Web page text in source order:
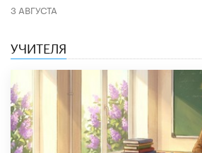
3 АВГУСТА
УЧИТЕЛЯ